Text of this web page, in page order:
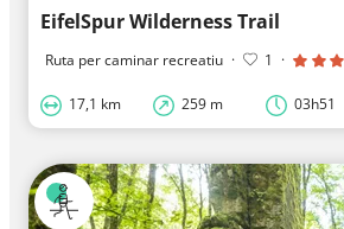
EifelSpur Wilderness Trail
Ruta per caminar recreatiu · 1 ·
17,1 km 259 m 03h51